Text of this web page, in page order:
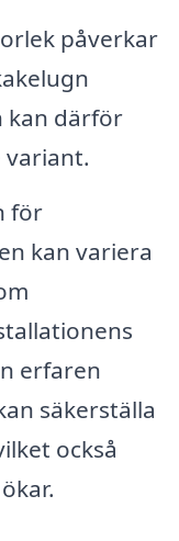
påverkar
kan därför
variant.
för
kan variera
erfaren
säkerställa
också